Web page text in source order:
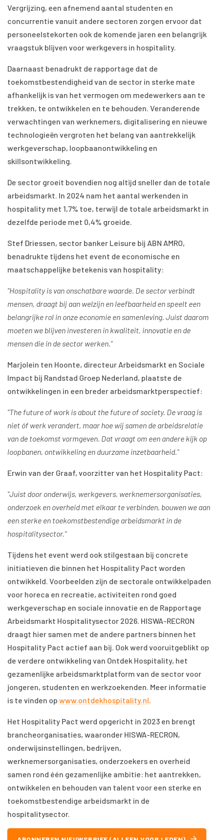
Vergrijzing, een afnemend aantal studenten en
concurrentie vanuit andere sectoren zorgen ervoor dat
personeelstekorten ook de komende jaren een belangrijk
vraagstuk blijven voor werkgevers in hospitality.
Daarnaast benadrukt de rapportage dat de
toekomstbestendigheid van de sector in sterke mate
afhankelijk is van het vermogen om medewerkers aan te
trekken, te ontwikkelen en te behouden. Veranderende
verwachtingen van werknemers, digitalisering en nieuwe
technologieën vergroten het belang van aantrekkelijk
werkgeverschap, loopbaanontwikkeling en
skillsontwikkeling.
De sector groeit bovendien nog altijd sneller dan de totale
arbeidsmarkt. In 2024 nam het aantal werkenden in
hospitality met 1,7% toe, terwijl de totale arbeidsmarkt in
dezelfde periode met 0,4% groeide.
Stef Driessen, sector banker Leisure bij ABN AMRO,
benadrukte tijdens het event de economische en
maatschappelijke betekenis van hospitality:
"Hospitality is van onschatbare waarde. De sector verbindt
mensen, draagt bij aan welzijn en leefbaarheid en speelt een
belangrijke rol in onze economie en samenleving. Juist daarom
moeten we blijven investeren in kwaliteit, innovatie en de
mensen die in de sector werken."
Marjolein ten Hoonte, directeur Arbeidsmarkt en Sociale
Impact bij Randstad Groep Nederland, plaatste de
ontwikkelingen in een breder arbeidsmarktperspectief:
"The future of work is about the future of society. De vraag is
niet óf werk verandert, maar hoe wij samen de arbeidsrelatie
van de toekomst vormgeven. Dat vraagt om een andere kijk op
loopbanen, ontwikkeling en duurzame inzetbaarheid."
Erwin van der Graaf, voorzitter van het Hospitality Pact:
"Juist door onderwijs, werkgevers, werknemersorganisaties,
onderzoek en overheid met elkaar te verbinden, bouwen we aan
een sterke en toekomstbestendige arbeidsmarkt in de
hospitalitysector."
Tijdens het event werd ook stilgestaan bij concrete
initiatieven die binnen het Hospitality Pact worden
ontwikkeld. Voorbeelden zijn de sectorale ontwikkelpaden
voor horeca en recreatie, activiteiten rond goed
werkgeverschap en sociale innovatie en de Rapportage
Arbeidsmarkt Hospitalitysector 2026. HISWA-RECRON
draagt hier samen met de andere partners binnen het
Hospitality Pact actief aan bij. Ook werd vooruitgeblikt op
de verdere ontwikkeling van Ontdek Hospitality, het
gezamenlijke arbeidsmarktplatform van de sector voor
jongeren, studenten en werkzoekenden. Meer informatie
is te vinden op www.ontdekhospitality.nl.
Het Hospitality Pact werd opgericht in 2023 en brengt
brancheorganisaties, waaronder HISWA-RECRON,
onderwijsinstellingen, bedrijven,
werknemersorganisaties, onderzoekers en overheid
samen rond één gezamenlijke ambitie: het aantrekken,
ontwikkelen en behouden van talent voor een sterke en
toekomstbestendige arbeidsmarkt in de
hospitalitysector.